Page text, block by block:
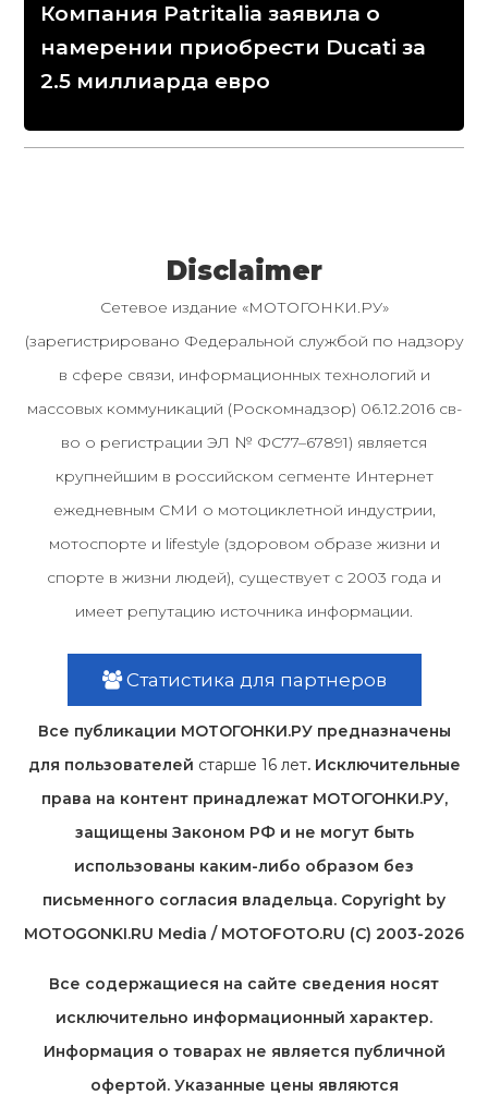
Компания Patritalia заявила о
намерении приобрести Ducati за
2.5 миллиарда евро
Disclaimer
Сетевое издание «МОТОГОНКИ.РУ»
(зарегистрировано Федеральной службой по надзору
в сфере связи, информационных технологий и
массовых коммуникаций (Роскомнадзор) 06.12.2016 св-
во о регистрации ЭЛ № ФС77–67891) является
крупнейшим в российском сегменте Интернет
ежедневным СМИ о мотоциклетной индустрии,
мотоспорте и lifestyle (здоровом образе жизни и
спорте в жизни людей), существует с 2003 года и
имеет репутацию источника информации.
Статистика для партнеров
Все публикации МОТОГОНКИ.РУ предназначены
для пользователей старше 16 лет. Исключительные
права на контент принадлежат МОТОГОНКИ.РУ,
защищены Законом РФ и не могут быть
использованы каким-либо образом без
письменного согласия владельца. Copyright by
MOTOGONKI.RU Media / MOTOFOTO.RU (C) 2003-2026
Все содержащиеся на cайте сведения носят
исключительно информационный характер.
Информация о товарах не является публичной
офертой. Указанные цены являются